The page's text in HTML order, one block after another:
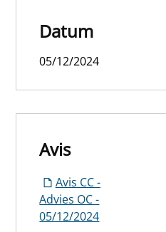
Datum
05/12/2024
Avis
Avis CC -
Advies OC -
05/12/2024